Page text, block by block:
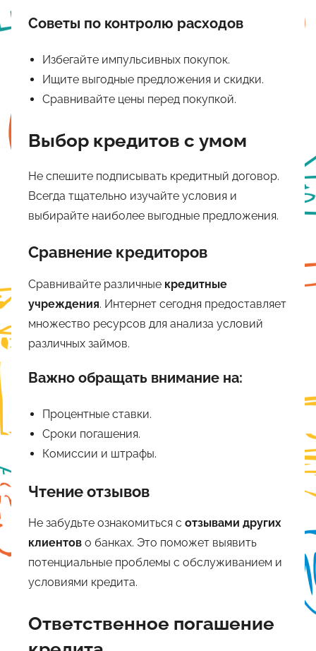
Советы по контролю расходов
Избегайте импульсивных покупок.
Ищите выгодные предложения и скидки.
Сравнивайте цены перед покупкой.
Выбор кредитов с умом
Не спешите подписывать кредитный договор.
Всегда тщательно изучайте условия и
выбирайте наиболее выгодные предложения.
Сравнение кредиторов
Сравнивайте различные кредитные
учреждения. Интернет сегодня предоставляет
множество ресурсов для анализа условий
различных займов.
Важно обращать внимание на:
Процентные ставки.
Сроки погашения.
Комиссии и штрафы.
Чтение отзывов
Не забудьте ознакомиться с отзывами других
клиентов о банках. Это поможет выявить
потенциальные проблемы с обслуживанием и
условиями кредита.
Ответственное погашение